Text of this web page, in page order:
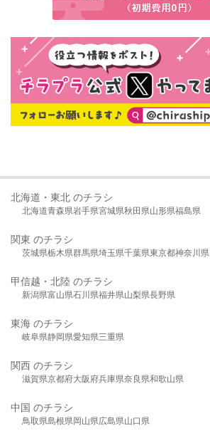
北海道・東北 のチラシ
北海道青森県岩手県宮城県秋田県山形県福島県
関東 のチラシ
茨城県栃木県群馬県埼玉県千葉県東京都神奈川県
甲信越・北陸 のチラシ
新潟県富山県石川県福井県山梨県長野県
東海 のチラシ
岐阜県静岡県愛知県三重県
関西 のチラシ
滋賀県京都府大阪府兵庫県奈良県和歌山県
中国 のチラシ
鳥取県島根県岡山県広島県山口県